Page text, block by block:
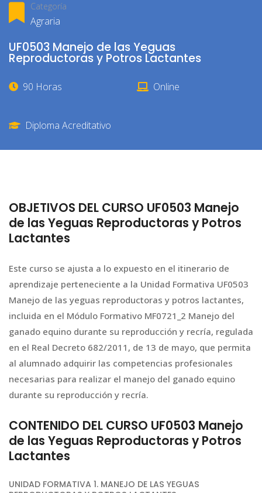
Categoría
Agraria
UF0503 Manejo de las Yeguas
Reproductoras y Potros Lactantes
90 Horas Online
Diploma Acreditativo
OBJETIVOS DEL CURSO UF0503 Manejo
de las Yeguas Reproductoras y Potros
Lactantes
Este curso se ajusta a lo expuesto en el itinerario de
aprendizaje perteneciente a la Unidad Formativa UF0503
Manejo de las yeguas reproductoras y potros lactantes,
incluida en el Módulo Formativo MF0721_2 Manejo del
ganado equino durante su reproducción y recría, regulada
en el Real Decreto 682/2011, de 13 de mayo, que permita
al alumnado adquirir las competencias profesionales
necesarias para realizar el manejo del ganado equino
durante su reproducción y recría.
CONTENIDO DEL CURSO UF0503 Manejo
de las Yeguas Reproductoras y Potros
Lactantes
UNIDAD FORMATIVA 1. MANEJO DE LAS YEGUAS